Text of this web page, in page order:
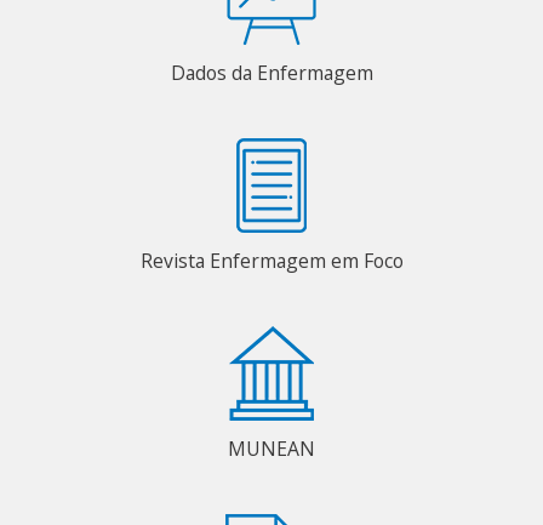
Dados da Enfermagem
Revista Enfermagem em Foco
MUNEAN